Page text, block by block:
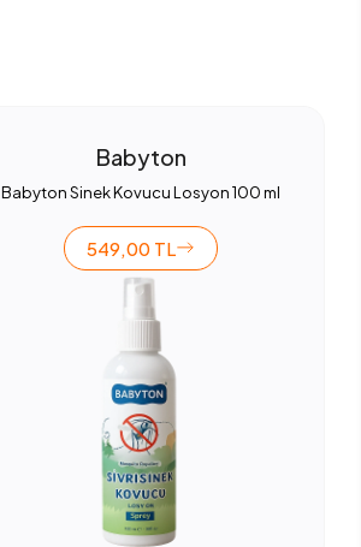
Babyton
Babyton Sinek Kovucu Losyon 100 ml
549,00 TL